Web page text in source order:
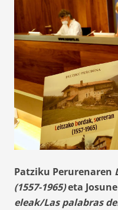
Patziku Perurenaren
(1557-1965)eta
eleak/Las palabras